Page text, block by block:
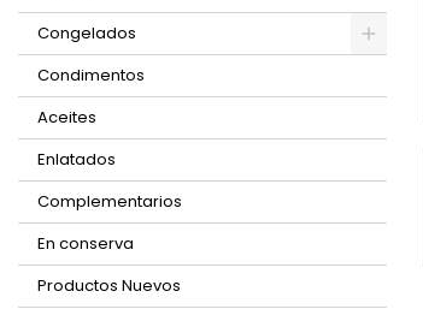
Congelados
Condimentos
Aceites
Enlatados
Complementarios
En conserva
Productos Nuevos